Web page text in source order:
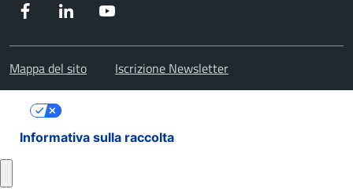
Facebook Instagram
Mappa del sito Iscrizione Newsletter
Informativa sulla raccolta
Le tue preferenze relative alla privacy